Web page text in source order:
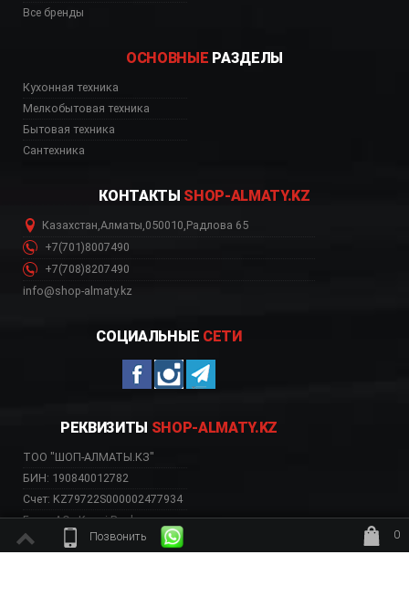
Позвонить
0
ждёт заказ
Все бренды
ОСНОВНЫЕ РАЗДЕЛЫ
Кухонная техника
Мелкобытовая техника
Бытовая техника
Сантехника
КОНТАКТЫ SHOP-ALMATY.KZ
Казахстан,Алматы,050010,Радлова 65
+7(701)8007490
+7(708)8207490
info@shop-almaty.kz
СОЦИАЛЬНЫЕ СЕТИ
РЕКВИЗИТЫ SHOP-ALMATY.KZ
ТОО "ШОП-АЛМАТЫ.КЗ"
БИН: 190840012782
Счет: KZ79722S000002477934
Банк: АО «Kaspi Bank»
БИК: CASPKZKA